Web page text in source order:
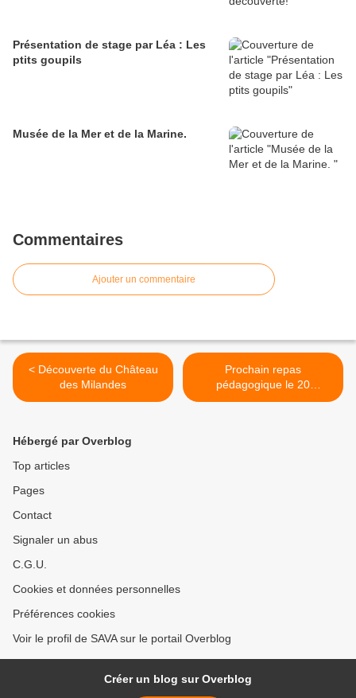
Présentation de stage par Léa : Les
ptits goupils
Musée de la Mer et de la Marine.
Commentaires
Ajouter un commentaire
< Découverte du Château
des Milandes
Prochain repas
pédagogique le 20
décembre 2017 >
Hébergé par Overblog
Top articles
Pages
Contact
Signaler un abus
C.G.U.
Cookies et données personnelles
Préférences cookies
Voir le profil de SAVA sur le portail Overblog
Créer un blog sur Overblog